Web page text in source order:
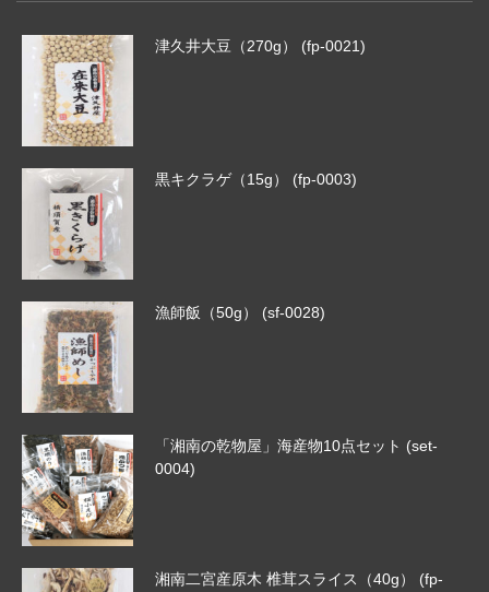
津久井大豆（270g） (fp-0021)
黒キクラゲ（15g） (fp-0003)
漁師飯（50g） (sf-0028)
「湘南の乾物屋」海産物10点セット (set-
0004)
湘南二宮産原木 椎茸スライス（40g） (fp-